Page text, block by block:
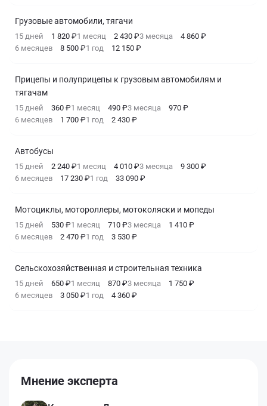
Грузовые автомобили, тягачи
15 дней 1 820 ₽1 месяц 2 430 ₽3 месяца
4 860 ₽
6 месяцев
8 500 ₽1 год 12 150 ₽
Прицепы и полуприцепы к грузовым автомобилям и
тягачам
15 дней 360 ₽1 месяц 490 ₽3 месяца
970 ₽
6 месяцев
1 700 ₽1 год 2 430 ₽
Автобусы
15 дней 2 240 ₽1 месяц 4 010 ₽3 месяца
9 300 ₽
6 месяцев
17 230 ₽1 год 33 090 ₽
Мотоциклы, мотороллеры, мотоколяски и мопеды
15 дней 530 ₽1 месяц 710 ₽3 месяца
1 410 ₽
6 месяцев
2 470 ₽1 год 3 530 ₽
Сельскохозяйственная и строительная техника
15 дней 650 ₽1 месяц 870 ₽3 месяца
1 750 ₽
6 месяцев
3 050 ₽1 год 4 360 ₽
Мнение эксперта